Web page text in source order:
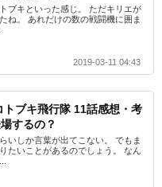
ブキといった感じ。 ただキリエが
ね。 あれだけの数の戦闘機に囲ま
2019-03-11 04:43
トブキ飛行隊 11話感想・考
するの？
いしか言葉が出てこない。 でもま
たいことがあるのでしょう。 なん